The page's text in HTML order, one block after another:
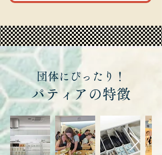
団体にぴったり！
パティアの特徴